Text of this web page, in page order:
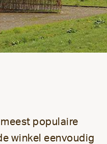
populaire
winkel eenvoudig